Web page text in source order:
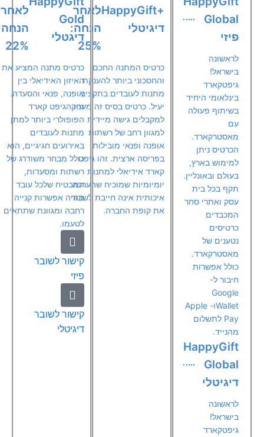
Global
פיזי
לראשונה
בישראל!
גיפטקארד
בינלאומי היחיד
בשיתוף פעולה
עם
מאסטרקארד.
הכרטיס ניתן
למימוש בארץ,
בעולם ובאונליין.
תקף בכל בית
עסק ואתרי סחר
המכבדים
כרטיסים
נטענים של
מאסטרקארד.
כולל אפשרות
חיבור ל-
Google
Walletו- Apple
Pay לתשלום
מהנייד.
HappyGift
Global
דיגיטלי
לראשונה
בישראל!
גיפטקארד
+HappyGift
דיגיטלי
לאחר
הנחה:
25%
כרטיס המתנה החכם
והחסכוני ביותר להענקת
מתנות לעובדים בתקציב
יעיל. כרטיס בסיס זה מעניק
למקבלים גישה מיידית
למגוון רחב של רשתות
אופנה ופנאי מובילות
בפריסה ארצית. זהו גיפט
קארד אידיאלי למתנות
יומיומיות שמוכיח שהערכה
איכותית אינה חייבת לשבור
את קופת החברה.
Gold
דיגטלי
לאחר
הנחה:
22%
כרטיס מתנה המציע את
האיזון האידיאלי בין
אופנה, פנאי והסעדה.
זהו הגיפט קארד
הפופולרי ביותר למתן
מתנות לעובדים
באירועים חגיגיים, הוא
כולל מבחר משודרג של
רשתות ומסעדות,
המבטיח שלכל עובד
תהיה אפשרות קנייה
רחבה ומגוונת שתתאים
לטעמו.
קישור לשובר
פיזי
קישור לשובר
דיגיטלי